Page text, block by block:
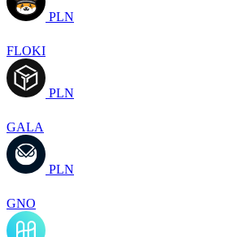
PLN
FLOKI
PLN
GALA
PLN
GNO